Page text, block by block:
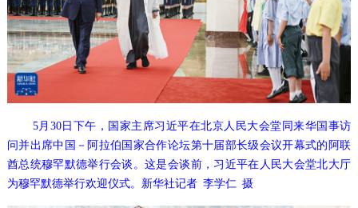
5月30日下午，国家主席习近平在北京人民大会堂同来华国事访
问并出席中国－阿拉伯国家合作论坛第十届部长级会议开幕式的阿联
酋总统穆罕默德举行会谈。这是会谈前，习近平在人民大会堂北大厅
为穆罕默德举行欢迎仪式。新华社记者 李学仁 摄